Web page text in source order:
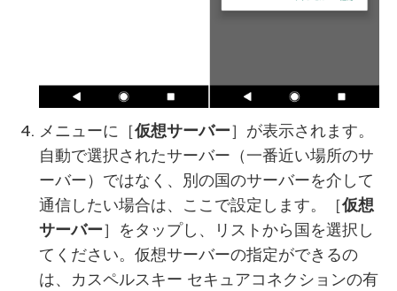
メニューに［仮想サーバー］が表示されます。
自動で選択されたサーバー（一番近い場所のサ
ーバー）ではなく、別の国のサーバーを介して
通信したい場合は、ここで設定します。［仮想
サーバー］をタップし、リストから国を選択し
てください。仮想サーバーの指定ができるの
は、カスペルスキー セキュアコネクションの有